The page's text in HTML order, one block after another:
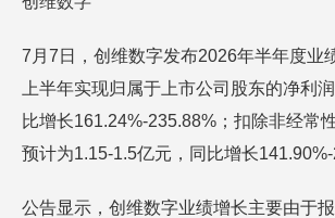
7月7日，创维数字发布2026年半年度业
上半年实现归属于上市公司股东的净利
比增长161.24%-235.88%；扣除非经常
预计为1.15-1.5亿元，同比增长141.90%-
公告显示，创维数字业绩增长主要由于